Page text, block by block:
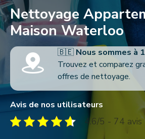
Nettoyage
Maison Waterloo
🇧🇪 Nous sommes à
Trouvez et comparez
offres de nettoyage.
Avis de nos utilisateurs
4.6/5 - 74 avis